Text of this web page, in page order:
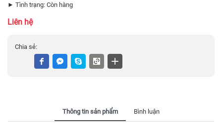
► Tình trạng: Còn hàng
Liên hệ
Chia sẻ:
Thông tin sản phẩm Bình luận